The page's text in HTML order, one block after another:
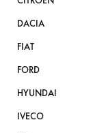
DACIA
FIAT
FORD
HYUNDAI
IVECO